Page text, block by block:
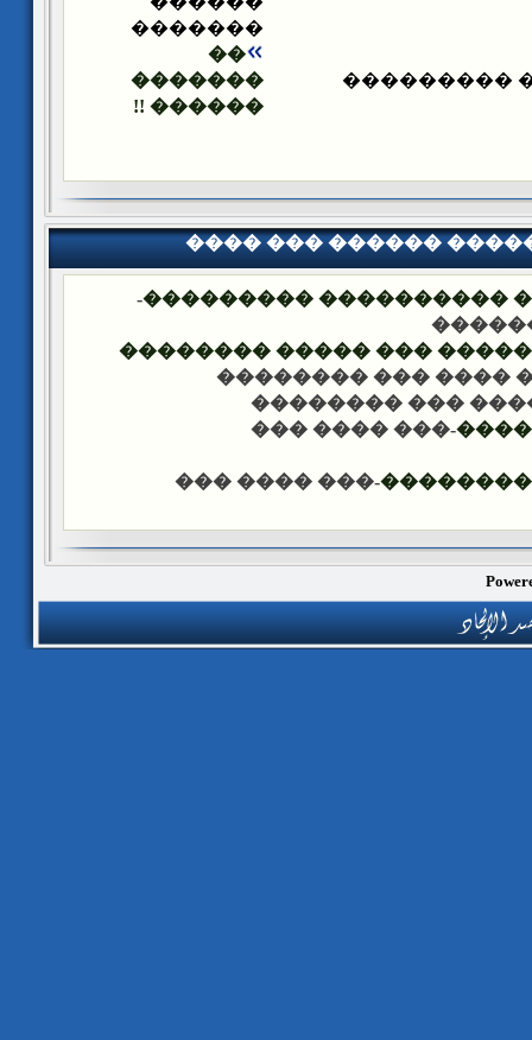
�����
�������
��
�������
������ !!
���� ��� ������
�������� �� ���
-
���
���� ����� �������� ���
-��� ���� ���
-��� ���� ���
-��� ���� ���
������
-��� ���� ���